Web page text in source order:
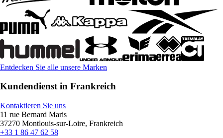
Entdecken Sie alle unsere Marken
Kundendienst in Frankreich
Kontaktieren Sie uns
11 rue Bernard Maris
37270 Montlouis-sur-Loire, Frankreich
+33 1 86 47 62 58